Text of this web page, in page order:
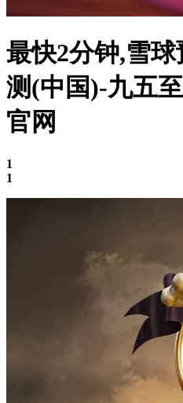
最快2分钟,雪
测(中国)-九五
官网
1
1